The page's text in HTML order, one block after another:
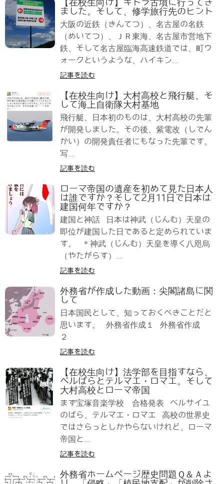
【在校生向け】キトラ古墳に行ってき
ました。そして、修学旅行先のヒント
大阪の近鉄（きんてつ）、名古屋の名鉄
（めいてつ）、ＪＲ東海、名古屋市営地下
鉄、そして名古屋臨海高速鉄道では、町ウ
ォークというような、ハイキン...
記事を読む
【在校生向け】大村高校と飛行艇、そ
して海上自衛隊大村基地
飛行艇、日本初のものは、大村高校の先輩
が開発しました。その後、紫電改（しでん
かい）の開発責任者にもなった先輩です。
写...
記事を読む
ローマ帝国の遺産を初めて見た日本人
は誰ですか？そして2月11日で日本は
建国何年ですか？
建国と神話 日本は神武（じんむ）天皇の
即位が建国した日であると定められていま
す。 ＊神武（じんむ）天皇を導く八咫烏
（やたがらす）...
記事を読む
外務省が作成した動画：尖閣諸島に関
して
日本国民として、知っておくべきことだと
思います。 外務省作成１ 外務省作成
２
記事を読む
【在校生向け】法学部を目指すなら、
ベルばらとテルマエ・ロマエ。そして
大村高校とローマ帝国
まず宝塚音楽学校 合格発表 ベルサイユ
のばら、テルマエ・ロマエ 高校の世界史
ではさらっとしかやらないけれど、ローマ
帝国と...
記事を読む
外務省ホームページ歴史問題Ｑ＆Ａよ